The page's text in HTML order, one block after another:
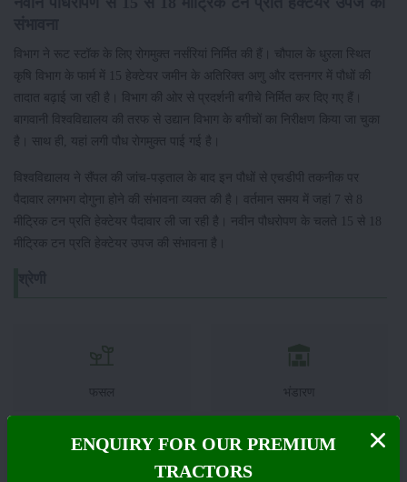
विभाग ने रूट स्टॉक के लिए रोगमुक्त नर्सरियां निर्मित की हैं। चौपाल के धुरला स्थित
कृषि विभाग के फार्म में 15 हेक्टेयर जमीन के अतिरिक्त अणु और दत्तनगर में पौधों की
तादात बढ़ाई जा रही है। विभाग की ओर से प्रदर्शनी बगीचे निर्मित कर दिए गए हैं।
बागवानी विश्वविद्यालय की तरफ से उद्यान विभाग के बगीचों का निरीक्षण किया जा चुका
है। साथ ही, यहां लगी पौध रोगमुक्त पाई गई है।
विश्वविद्यालय ने सैंपल की जांच-पड़ताल के बाद इन पौधों से एचडीपी तकनीक पर
पैदावार लगभग दोगुना होने की संभावना व्यक्त की है। वर्तमान समय में जहां 7 से 8
मीट्रिक टन प्रति हेक्टेयर पैदावार ली जा रही है। नवीन पौधरोपण के चलते 15 से 18
मीट्रिक टन प्रति हेक्टेयर उपज की संभावना है।
फसल भंडारण
ENQUIRY FOR OUR PREMIUM
TRACTORS